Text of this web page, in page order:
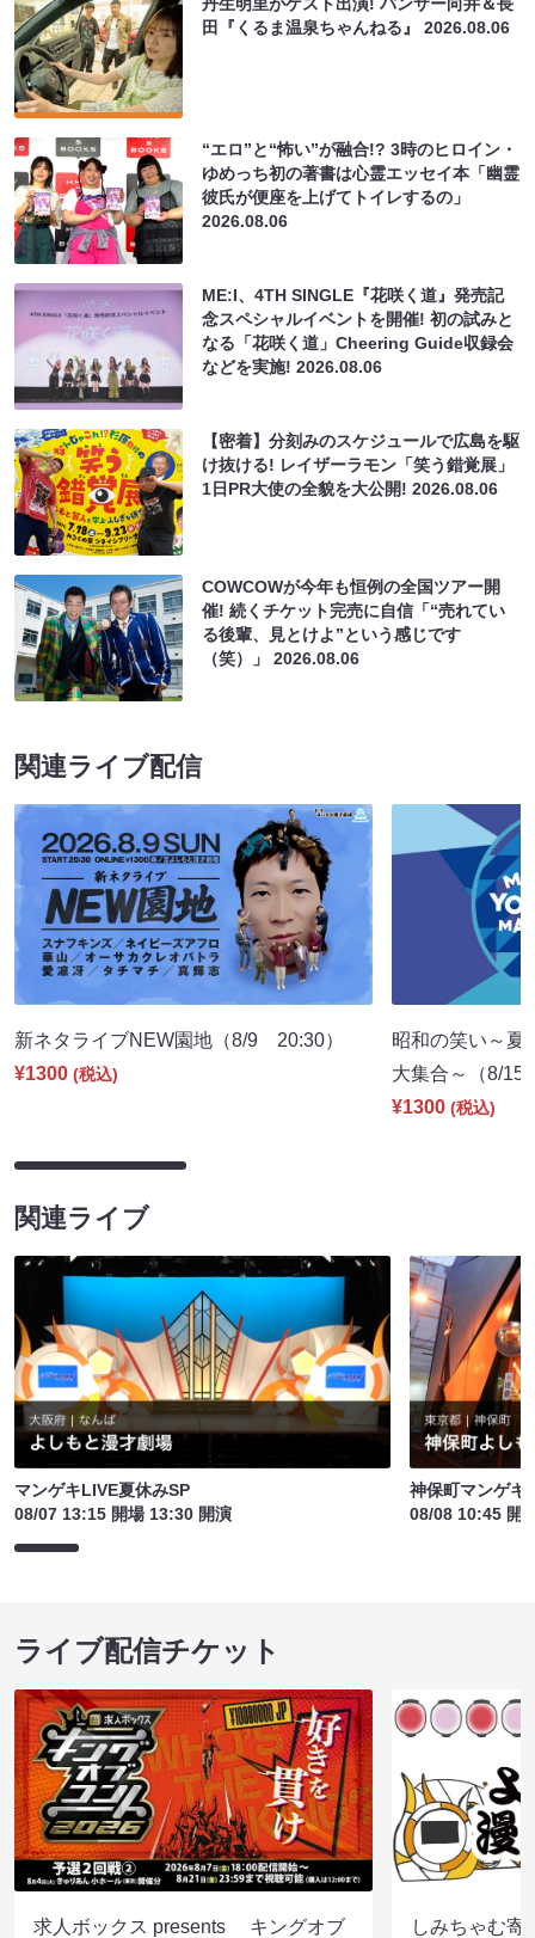
田『くるま温泉ちゃんねる』2026.08.06
“エロ”と“怖い”が融合!? 3時のヒロイン・
ゆめっち初の著書は心霊エッセイ本「幽霊
彼氏が便座を上げてトイレするの」
2026.08.06
ME:I、4TH SINGLE『花咲く道』発売記
念スペシャルイベントを開催! 初の試みと
なる「花咲く道」Cheering Guide収録会
などを実施!2026.08.06
【密着】分刻みのスケジュールで広島を駆
け抜ける! レイザーラモン「笑う錯覚展」
1日PR大使の全貌を大公開!2026.08.06
COWCOWが今年も恒例の全国ツアー開
催! 続くチケット完売に自信「“売れてい
る後輩、見とけよ”という感じです
（笑）」2026.08.06
関連ライブ配信
新ネタライブNEW園地（8/9 20:30）
¥1300 (税込)
昭和の笑い～夏
大集合～（8/
¥1300 (税込)
関連ライブ
マンゲキLIVE夏休みSP
08/07 13:15 開場 13:30 開演
神保町マンゲキ
08/08 10:45 開
ライブ配信チケット
求人ボックス presents キングオブ
しみちゃむ